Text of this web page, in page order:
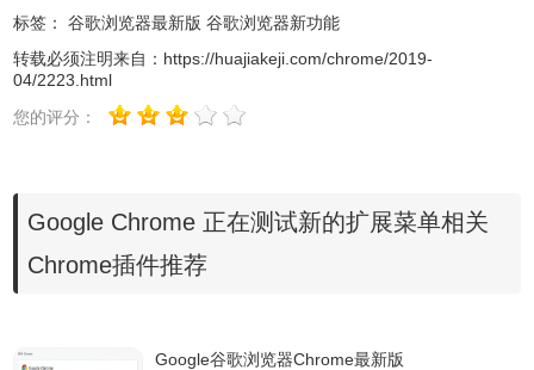
标签： 谷歌浏览器最新版 谷歌浏览器新功能
转载必须注明来自： https://huajiakeji.com/chrome/2019-
04/2223.html
您的评分：
Google Chrome 正在测试新的扩展菜单相关
Chrome插件推荐
Google谷歌浏览器Chrome最新版